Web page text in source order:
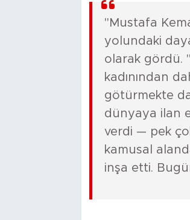
"Mustafa
yolundaki
olarak gördü.
kadınından
götürmekte
dünyaya ilan
verdi — pek
kamusal
inşa etti.